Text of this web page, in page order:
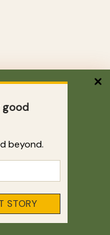
good
beyond.